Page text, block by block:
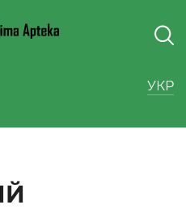
УКР